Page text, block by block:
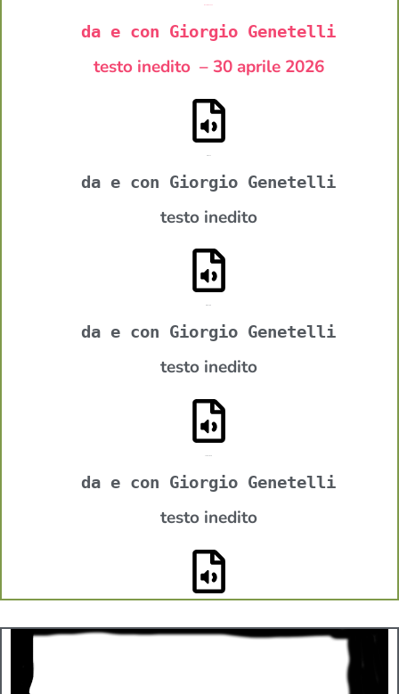
da e con Giorgio Genetelli
testo inedito – 30 aprile 2026
da e con Giorgio Genetelli
testo inedito
da e con Giorgio Genetelli
testo inedito
da e con Giorgio Genetelli
testo inedito